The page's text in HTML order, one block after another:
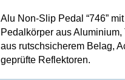
Alu Non-Slip Pedal “746” mit
Pedalkörper aus Aluminium,
aus rutschsicherem Belag,
geprüfte Reflektoren.